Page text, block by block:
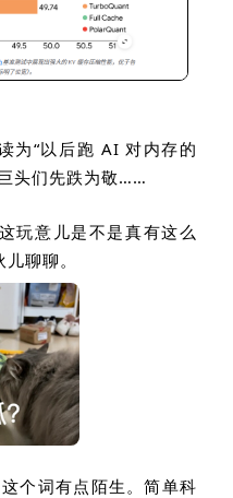
为“以后跑 AI 对内存的
头们先跌为敬……
玩意儿是不是真有这么
聊聊。
这个词有点陌生。简单科